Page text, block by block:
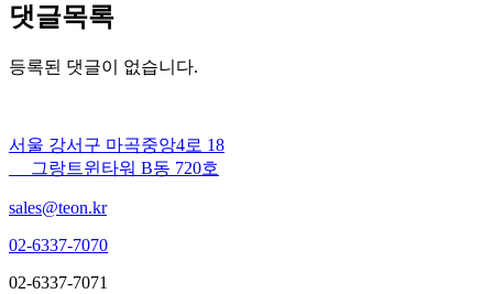
댓글목록
등록된 댓글이 없습니다.
서울 강서구 마곡중앙4로 18
그랑트윈타워 B동 720호
sales@teon.kr
02-6337-7070
02-6337-7071